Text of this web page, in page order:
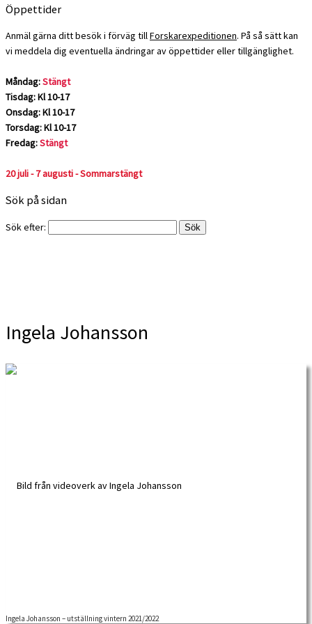
Öppettider
Anmäl gärna ditt besök i förväg tillForskarexpeditionen. På så sätt kan
vi meddela dig eventuella ändringar av öppettider eller tillgänglighet.
Måndag:Stängt
Tisdag: Kl 10-17
Onsdag: Kl 10-17
Torsdag: Kl 10-17
Fredag:Stängt
20 juli - 7 augusti - Sommarstängt
Sök på sidan
Sök efter:
Ingela Johansson
Ingela Johansson – utställning vintern 2021/2022